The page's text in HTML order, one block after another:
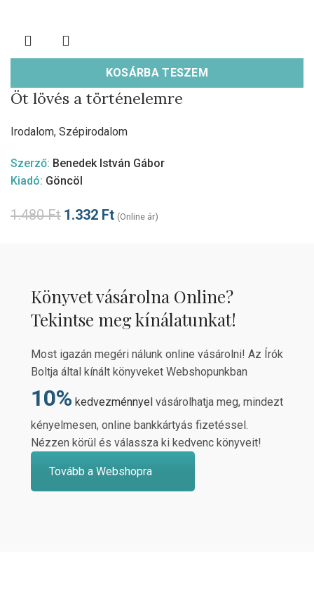
KOSÁRBA TESZEM
Öt lövés a történelemre
Irodalom, Szépirodalom
Szerző: Benedek István Gábor
Kiadó: Göncöl
1.480Ft 1.332 Ft (Online ár)
Könyvet vásárolna Online?
Tekintse meg kínálatunkat!
Most igazán megéri nálunk online vásárolni! Az Írók
Boltja által kínált könyveket Webshopunkban
10% kedvezménnyel vásárolhatja meg, mindezt
kényelmesen, online bankkártyás fizetéssel.
Nézzen körül és válassza ki kedvenc könyveit!
Tovább a Webshopra